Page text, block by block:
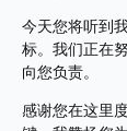
今天您将听到
标。我们正在
向您负责。
感谢您在这里